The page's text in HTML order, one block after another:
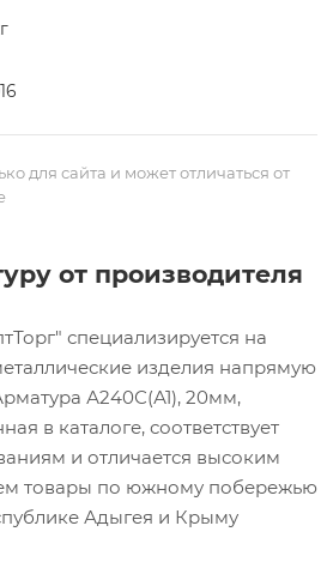
для сайта и может отличаться от
от производителя
специализируется на
изделия напрямую
А240С(А1), 20мм,
в каталоге, соответствует
и отличается высоким
товары по южному побережью
Адыгея и Крыму